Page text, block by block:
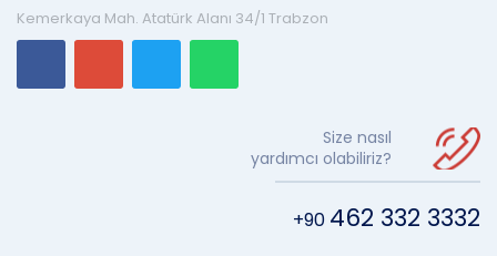
Kemerkaya Mah. Atatürk Alanı 34/1 Trabzon
Size nasıl
yardımcı olabiliriz?
+90 462 332 3332